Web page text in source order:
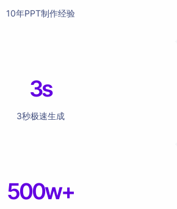
10年PPT制作经验
3s
3秒极速生成
500w+